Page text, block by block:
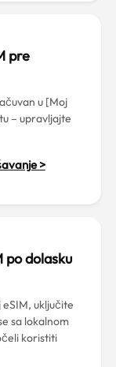
pre
u [Moj
– upravljajte
>
dolasku
uključite
sa lokalnom
koristiti